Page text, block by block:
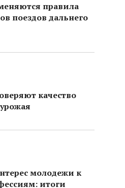
правила
поездов дальнего
качество
молодежи к
итоги